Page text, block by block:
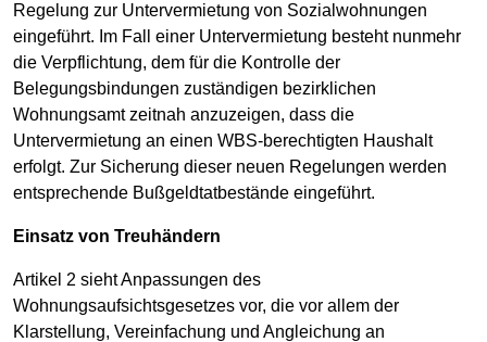
Regelung zur Untervermietung von Sozialwohnungen
eingeführt. Im Fall einer Untervermietung besteht nunmehr
die Verpflichtung, dem für die Kontrolle der
Belegungsbindungen zuständigen bezirklichen
Wohnungsamt zeitnah anzuzeigen, dass die
Untervermietung an einen WBS-berechtigten Haushalt
erfolgt. Zur Sicherung dieser neuen Regelungen werden
entsprechende Bußgeldtatbestände eingeführt.
Einsatz von Treuhändern
Artikel 2 sieht Anpassungen des
Wohnungsaufsichtsgesetzes vor, die vor allem der
Klarstellung, Vereinfachung und Angleichung an